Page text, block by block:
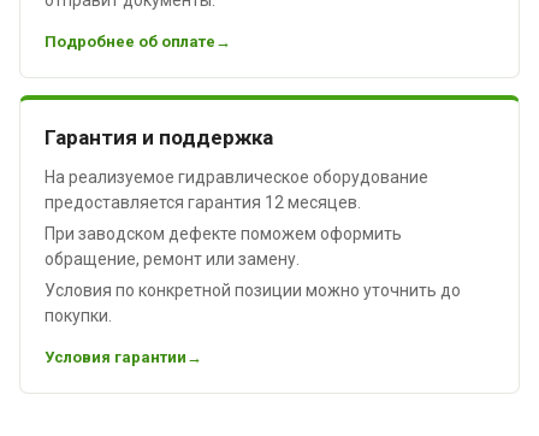
Подробнее об оплате
Гарантия и поддержка
На реализуемое гидравлическое оборудование
предоставляется гарантия 12 месяцев.
При заводском дефекте поможем оформить
обращение, ремонт или замену.
Условия по конкретной позиции можно уточнить до
покупки.
Условия гарантии